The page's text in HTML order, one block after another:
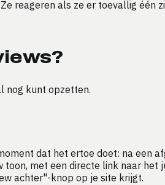
reageren als ze er toevallig één
nog kunt opzetten.
dat het ertoe doet: na een
met een directe link naar
achter"-knop op je site krijgt.